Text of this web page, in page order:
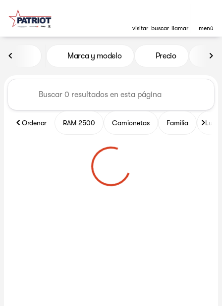
visitar buscar llamar menú
Vehículos en venta en
Marca y modelo Precio
Ordenar RAM 2500 Camionetas Familia Lujo